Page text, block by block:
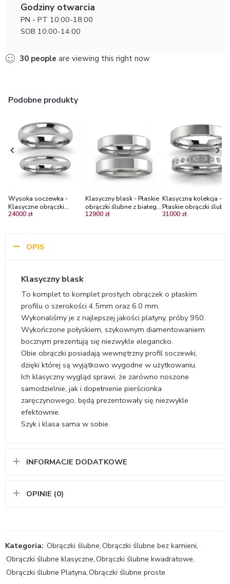
Godziny otwarcia
PN - PT 10:00-18:00
SOB 10:00-14:00
30 people are viewing this right now
Podobne produkty
Wysoka soczewka -
Klasyczne obrączki
ślubne z platyny 3.0 mm
24000 zł
Klasyczny blask - Płaskie
obrączki ślubne z białego
złota, 4mm
12900 zł
Klasyczna kolekcja -
Płaskie obrączki
platyny brylantami
31000 zł
OPIS
Klasyczny blask
To komplet to komplet prostych obrączek o płaskim
profilu o szerokości 4.5mm oraz 6.0 mm.
Wykonaliśmy je z najlepszej jakości platyny, próby 950.
Wykończone połyskiem, szykownym diamentowaniem
bocznym prezentują się niezwykle elegancko.
Obie obrączki posiadają wewnętrzny profil soczewki,
dzięki której są wyjątkowo wygodne w użytkowaniu.
Ich klasyczny wygląd sprawi, że zarówno noszone
samodzielnie, jak i dopełnienie pierścionka
zaręczynowego, będą prezentowały się niezwykle
efektownie.
Szyk i klasa sama w sobie.
INFORMACJE DODATKOWE
OPINIE (0)
Kategoria: Obrączki ślubne,Obrączki ślubne bez kamieni,
Obrączki ślubne klasyczne,Obrączki ślubne kwadratowe,
Obrączki ślubne Platyna,Obrączki ślubne proste